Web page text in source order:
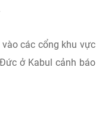
các cổng khu vực
ở Kabul cảnh báo